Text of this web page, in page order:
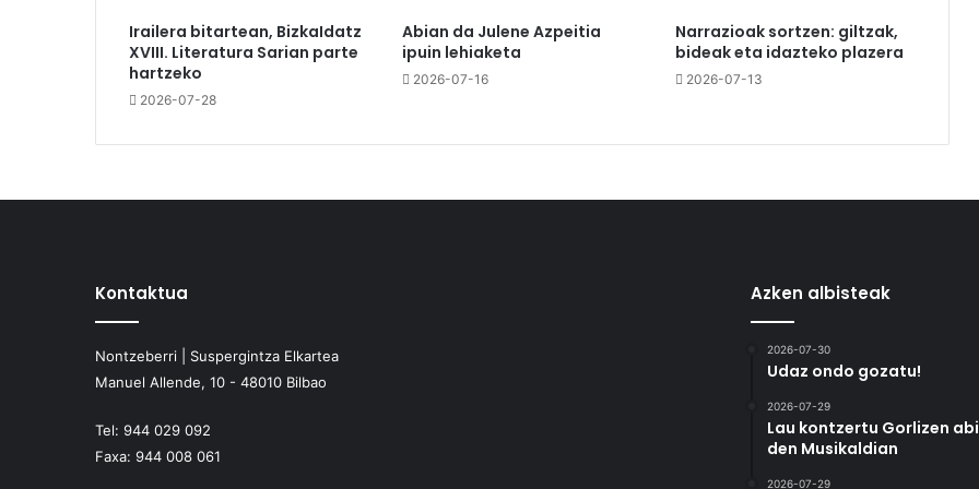
Irailera bitartean, BizkaIdatz
XVIII. Literatura Sarian parte
hartzeko
2026-07-28
Abian da Julene Azpeitia
ipuin lehiaketa
2026-07-16
Narrazioak sortzen: giltzak,
bideak eta idazteko plazera
2026-07-13
Kontaktua
Nontzeberri | Suspergintza Elkartea
Manuel Allende, 10 - 48010 Bilbao
Tel: 944 029 092
Faxa: 944 008 061
Azken albisteak
2026-07-30
Udaz ondo gozatu!
2026-07-29
Lau kontzertu Gorlizen
den Musikaldian
2026-07-29